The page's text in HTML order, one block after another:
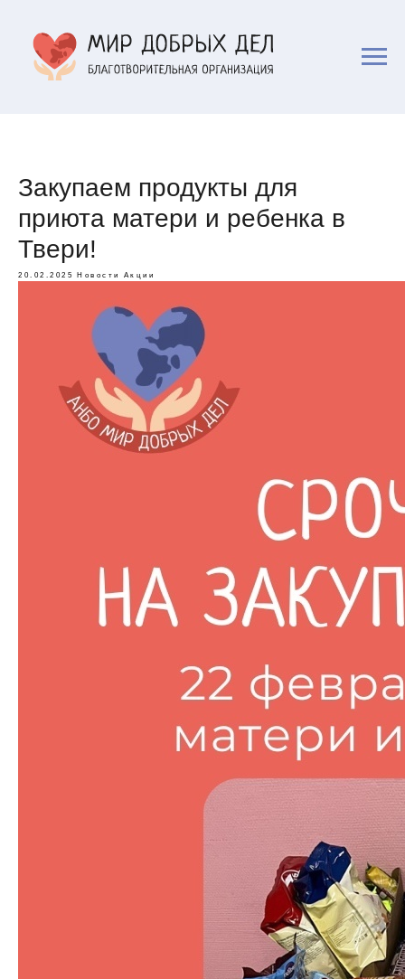
Закупаем продукты для
приюта матери и ребенка в
Твери!
20.02.2025 Новости Акции